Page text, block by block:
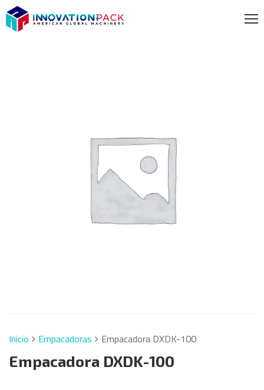
Inicio Empacadoras Empacadora DXDK-100
Empacadora DXDK-100